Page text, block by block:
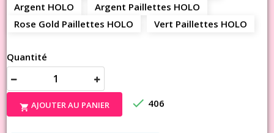
Argent HOLO
Argent Paillettes HOLO
Rose Gold Paillettes HOLO
Vert Paillettes HOLO
Quantité
 AJOUTER AU PANIER  406